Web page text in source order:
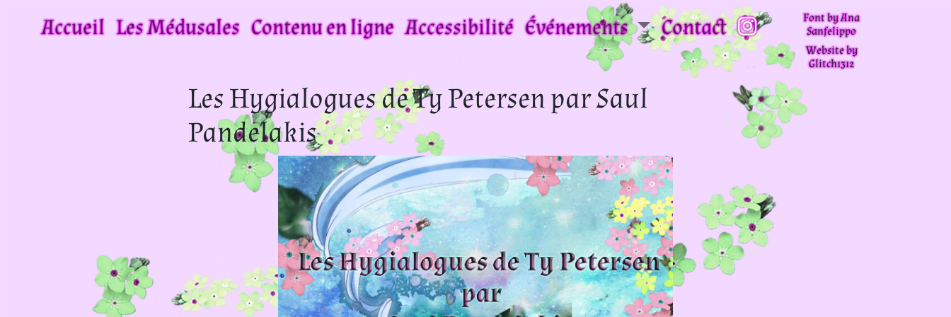
Accueil Les Médusales Contenu en ligne Accessibilité Événements Contact
Font by Ana
Sanfelippo
Website by
Glitch1312
Les Hygialogues de Ty Petersen par Saul
Pandelakis